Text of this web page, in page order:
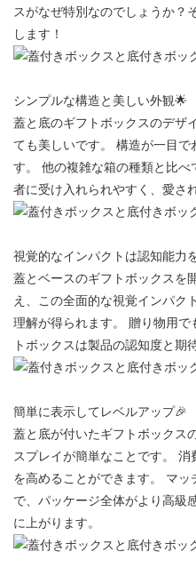
スがなぜ特別なのでしょうか？
します！
シンプルな構造と美しい外観🌟
蓋と底のギフトボックスのデザ
ても美しいです。 構造が一目
す。 他の複雑な箱の種類と比
者に受け入れられやすく、愛さ
視覚的なインパクトは認知能力
蓋とベースのギフトボックスを
え、この全面的な視覚インパク
理解が得られます。 贈り物用
トボックスは製品の認知度と期
簡単に表示してレベルアップ🎉
蓋と底が付いたギフトボックス
スプレイが簡単なことです。
を高めることができます。 マ
で、パッケージ全体がより高級
に上がります。